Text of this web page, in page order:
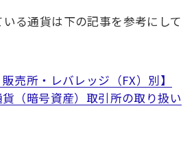
る通貨は下の記事を参考にして
販売所・レバレッジ（FX）別】
（暗号資産）取引所の取り扱い